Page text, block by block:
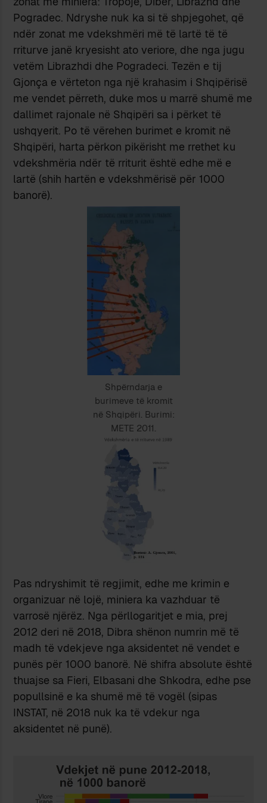
Pogradec. Ndryshe nuk ka si të shpjegohet, që
ndër zonat me vdekshmëri më të lartë të të
rriturve janë kryesisht ato veriore, dhe nga jugu
vetëm Librazhdi dhe Pogradeci. Tezën e tij
Gjonça e vërteton nga një krahasim i Shqipërisë
me vendet përreth, duke mos u marrë shumë me
dallimet rajonale në Shqipëri sa i përket të
ushqyerit. Po të vërehen burimet e kromit në
Shqipëri, harta përkon pikërisht me rrethet ku
vdekshmëria ndër të rriturit është edhe më e
lartë (shih hartën e vdekshmërisë për 1000
banorë).
Shpërndarja e
burimeve të kromit
në Shqipëri. Burimi:
METE 2011.
Pas ndryshimit të regjimit, edhe me krimin e
organizuar në lojë, miniera ka vazhduar të
varrosë njërëz. Nga përllogaritjet e mia, prej
2012 deri në 2018, Dibra shënon numrin më të
madh të vdekjeve nga aksidentet në vendet e
punës për 1000 banorë. Në shifra absolute është
thuajse sa Fieri, Elbasani dhe Shkodra, edhe pse
popullsinë e ka shumë më të vogël (sipas
INSTAT, në 2018 nuk ka të vdekur nga
aksidentet në punë).